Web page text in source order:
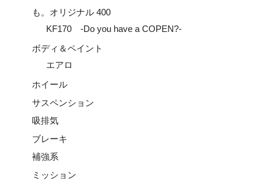
も。オリジナル 400
KF170 -Do you have a COPEN?-
ボディ＆ペイント
エアロ
ホイール
サスペンション
吸排気
ブレーキ
補強系
ミッション